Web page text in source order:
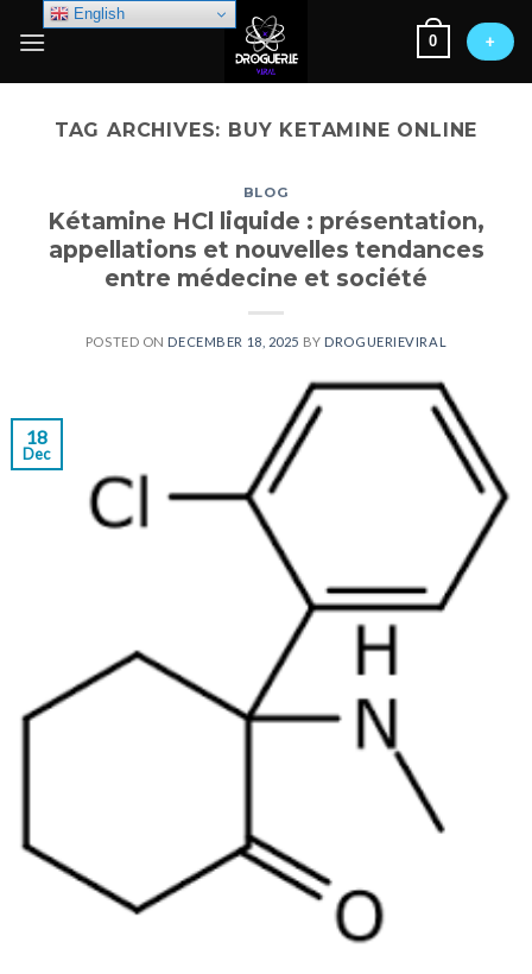
0 +
TAG ARCHIVES: BUY KETAMINE ONLINE
BLOG
Kétamine HCl liquide : présentation,
appellations et nouvelles tendances
entre médecine et société
POSTED ON DECEMBER 18, 2025 BY DROGUERIEVIRAL
18
Dec
English